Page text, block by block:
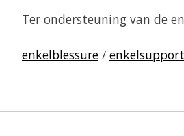
Ter ondersteuning van de
enkelblessure / enkelsupport